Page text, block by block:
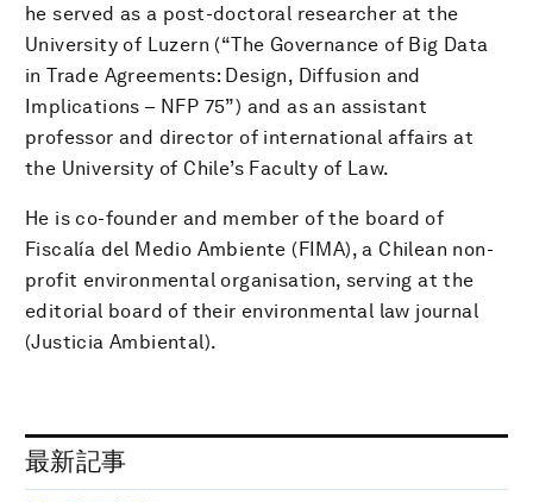
he served as a post-doctoral researcher at the
University of Luzern (“The Governance of Big Data
in Trade Agreements: Design, Diffusion and
Implications – NFP 75”) and as an assistant
professor and director of international affairs at
the University of Chile’s Faculty of Law.
He is co-founder and member of the board of
Fiscalía del Medio Ambiente (FIMA), a Chilean non-
profit environmental organisation, serving at the
editorial board of their environmental law journal
(Justicia Ambiental).
最新記事